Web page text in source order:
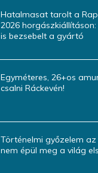
Hatalmasat tarolt a
2026
is bezsebelt a gyártó
Egyméteres, 26+os
csalni Ráckevén!
Történelmi győzelem
nem épül meg a világ